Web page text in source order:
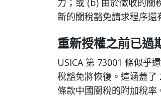
力；或 (b) 由於徵收的關
新的關稅豁免請求程序還
重新授權之前已過
USICA 第 73001 條似乎
稅豁免將恢復。這涵蓋了
條款中國關稅的附加稅率